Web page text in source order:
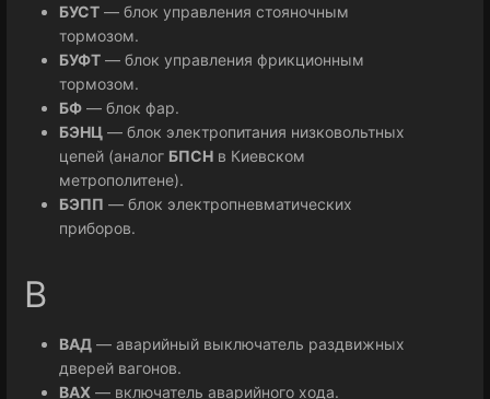
БУСТ — блок управления стояночным
тормозом.
БУФТ — блок управления фрикционным
тормозом.
БФ — блок фар.
БЭНЦ — блок электропитания низковольтных
цепей (аналог БПСН в Киевском
метрополитене).
БЭПП — блок электропневматических
приборов.
В
ВАД — аварийный выключатель раздвижных
дверей вагонов.
ВАХ — включатель аварийного хода.